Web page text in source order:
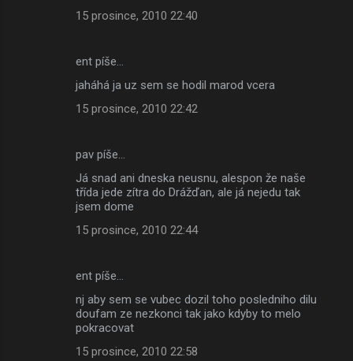
15 prosince, 2010 22:40
ent píše…
jaháhá ja uz sem se hodil marod vcera
15 prosince, 2010 22:42
pav píše…
Já snad ani dneska neusnu, alespon že naše
třída jede zítra do Drážďan, ale já nejedu tak
jsem dome
15 prosince, 2010 22:44
ent píše…
nj aby sem se vubec dozil toho posledniho dilu
doufam ze nezkonci tak jako kdyby to melo
pokracovat
15 prosince, 2010 22:58